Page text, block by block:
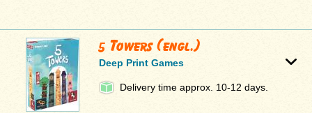
5 Towers (engl.)
Deep Print Games
Delivery time approx. 10-12 days.